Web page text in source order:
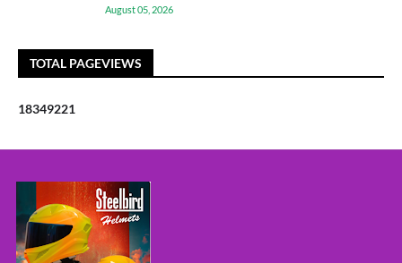
August 05, 2026
TOTAL PAGEVIEWS
18349221